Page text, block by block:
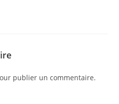
publier un commentaire.